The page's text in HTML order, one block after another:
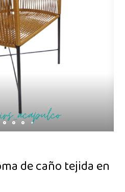
de caño tejida en